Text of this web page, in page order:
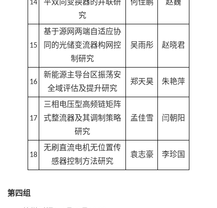
14
平双向变换器的并联研
究
何佳鹏 赵巍
15
基于源网两端自适应协
同的光储变流器构网控
制研究
吴雨彤 赵晓君
16
新能源主导台区振荡安
全域评估及提升研究
郑天昊 朱艳萍
17
三相电压型高频链矩阵
式整流器及其调制策略
研究
孟佳雪 闫朝阳
18
无刷直流电机无位置传
感器控制方法研究
袁志豪 李珍国
第四组